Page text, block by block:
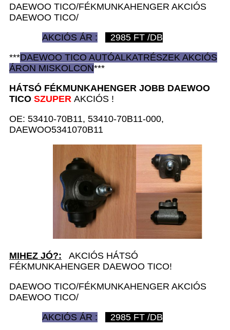
DAEWOO TICO/FÉKMUNKAHENGER AKCIÓS
DAEWOO TICO/
AKCIÓS ÁR :
2985 FT /DB
***DAEWOO TICO AUTÓALKATRÉSZEK AKCIÓS
ÁRON MISKOLCON***
HÁTSÓ FÉKMUNKAHENGER JOBB DAEWOO
TICO SZUPER AKCIÓS !
OE: 53410-70B11, 53410-70B11-000,
DAEWOO5341070B11
MIHEZ JÓ?: AKCIÓS HÁTSÓ
FÉKMUNKAHENGER DAEWOO TICO!
DAEWOO TICO/FÉKMUNKAHENGER AKCIÓS
DAEWOO TICO/
AKCIÓS ÁR :
2985 FT /DB